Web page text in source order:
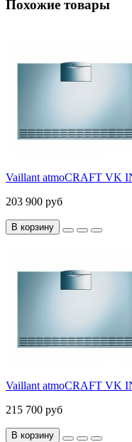
Похожие товары
Vaillant atmoCRAFT VK
203 900 руб
В корзину
Vaillant atmoCRAFT VK
215 700 руб
В корзину